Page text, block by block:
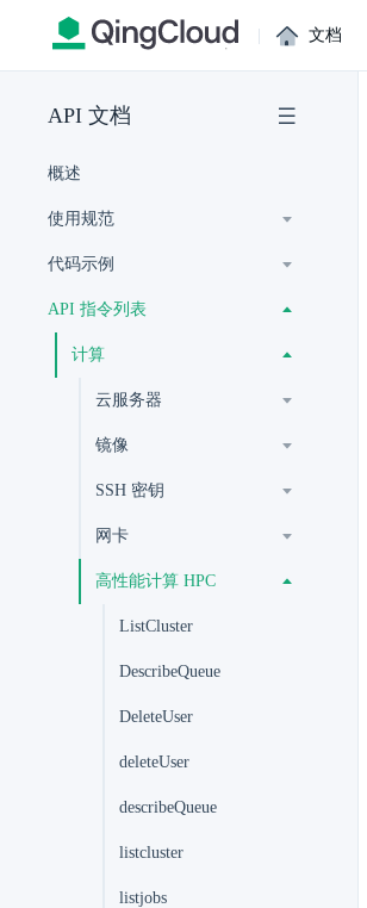
| 文档
API 文档
概述
使用规范
代码示例
API 指令列表
计算
云服务器
镜像
SSH 密钥
网卡
高性能计算 HPC
ListCluster
DescribeQueue
DeleteUser
deleteUser
describeQueue
listcluster
listjobs